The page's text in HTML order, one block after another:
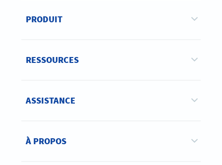
PRODUIT
RESSOURCES
ASSISTANCE
À PROPOS